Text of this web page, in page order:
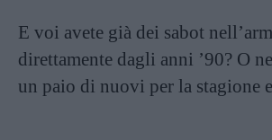
E voi avete già dei sabot
direttamente dagli anni ’90? O
un paio di nuovi per la stagione